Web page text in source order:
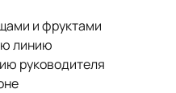
и фруктами
линию
руководителя